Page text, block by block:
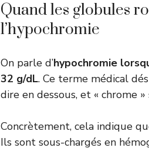
Quand les globules
l’hypochromie
On parle d’hypochromie
32 g/dL. Ce terme médical
dire en dessous, et « chrome
Concrètement, cela indique
Ils sont sous-chargés en